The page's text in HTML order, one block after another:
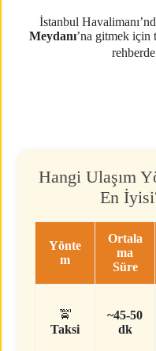
İstanbul
Meydanı’na gitmek için
Hangi Ulaşım
En
Yönte
m
Ortala
ma
Süre
🚖
Taksi
~45-50
dk